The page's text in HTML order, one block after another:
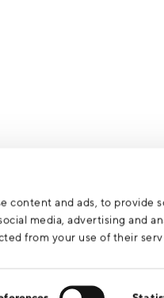
content and ads, to provide
media, advertising and
from your use of their